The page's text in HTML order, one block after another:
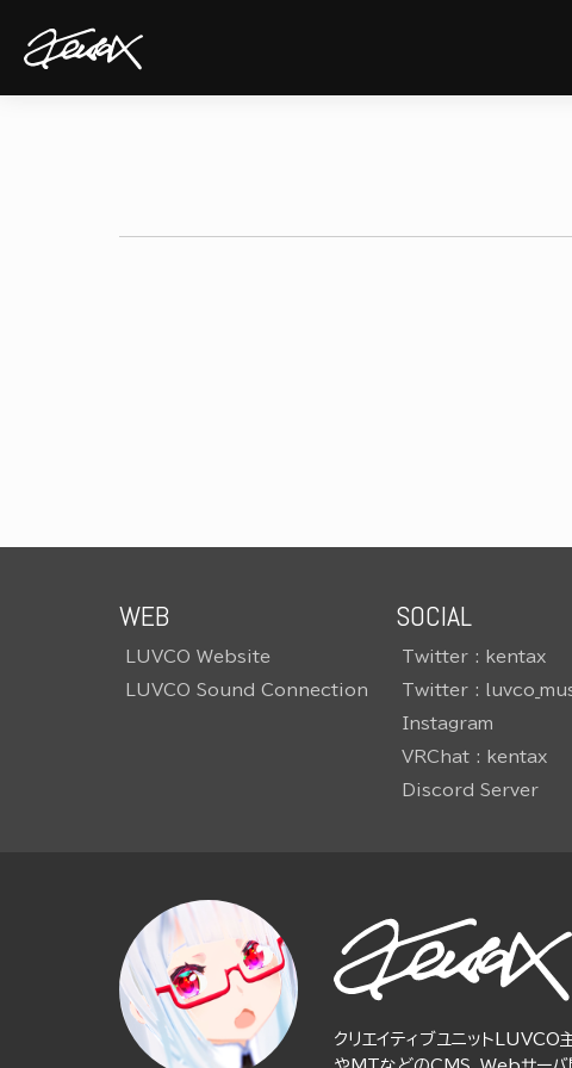
WEB
LUVCO Website
LUVCO Sound Connection
SOCIAL
Twitter : kentax
Twitter :
Instagram
VRChat : kentax
Discord Server
クリエイティブユニットLUVCO